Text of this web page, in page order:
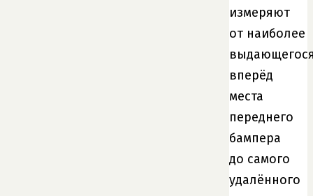
измеряют
от наиболее
вперёд
места
переднего
бампера
до самого
удалённого